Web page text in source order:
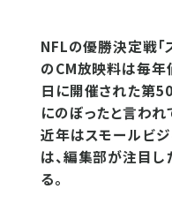
NFLの優勝決定戦「
のCM放映料は毎年
日に開催された第
にのぼったと言われ
近年はスモールビ
は、編集部が注目
る。